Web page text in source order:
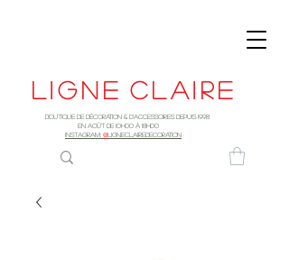
Ligne claire
Boutique de décoration & d'accessoires depuis 1998
EN AOûT DE 10h00 à 18H00
INSTAGRAM: @LIGNECLAIREDECORATION